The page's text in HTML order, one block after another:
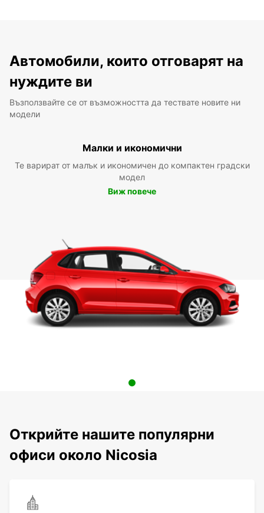
Автомобили, които отговарят на
нуждите ви
Възползвайте се от възможността да тествате новите ни
модели
Малки и икономични
Те варират от малък и икономичен до компактен градски
модел
Виж повече
Открийте нашите популярни
офиси около Nicosia